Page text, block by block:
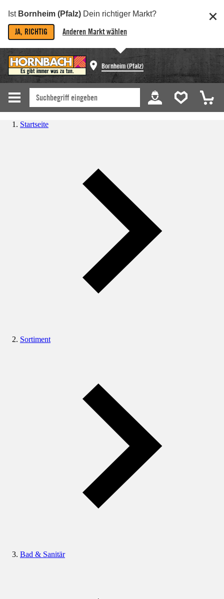
Ist Bornheim (Pfalz) Dein richtiger Markt?
JA, RICHTIG Anderen Markt wählen
Bornheim (Pfalz)
Startseite
Sortiment
Bad & Sanitär